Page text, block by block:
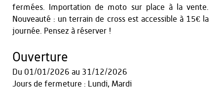
fermées. Importation de moto sur place à la vente.
Nouveauté : un terrain de cross est accessible à 15€ la
journée. Pensez à réserver !
Ouverture
Du 01/01/2026 au 31/12/2026
Jours de fermeture : Lundi, Mardi